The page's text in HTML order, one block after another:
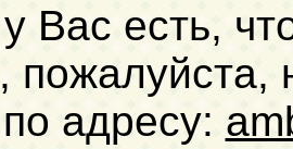
Вас есть,
пожалуйста,
по адресу: